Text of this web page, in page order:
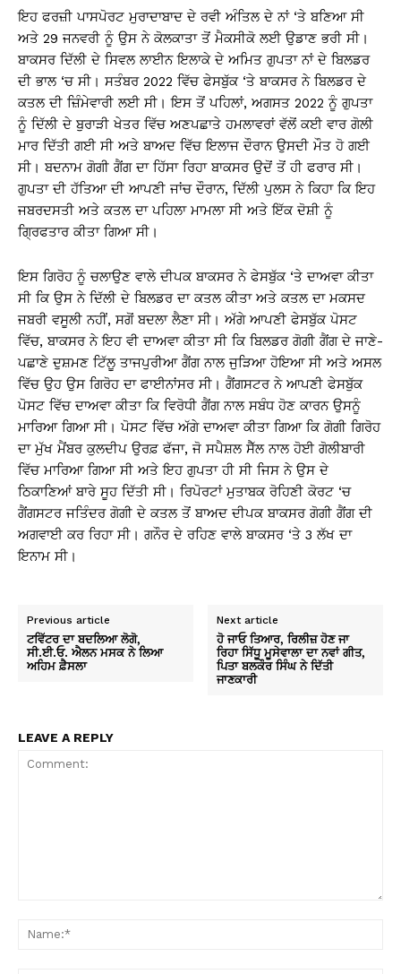
ਇਹ ਫਰਜ਼ੀ ਪਾਸਪੋਰਟ ਮੁਰਾਦਾਬਾਦ ਦੇ ਰਵੀ ਅੰਤਿਲ ਦੇ ਨਾਂ ‘ਤੇ ਬਣਿਆ ਸੀ
ਅਤੇ 29 ਜਨਵਰੀ ਨੂੰ ਉਸ ਨੇ ਕੋਲਕਾਤਾ ਤੋਂ ਮੈਕਸੀਕੋ ਲਈ ਉਡਾਣ ਭਰੀ ਸੀ।
ਬਾਕਸਰ ਦਿੱਲੀ ਦੇ ਸਿਵਲ ਲਾਈਨ ਇਲਾਕੇ ਦੇ ਅਮਿਤ ਗੁਪਤਾ ਨਾਂ ਦੇ ਬਿਲਡਰ
ਦੀ ਭਾਲ ‘ਚ ਸੀ। ਸਤੰਬਰ 2022 ਵਿੱਚ ਫੇਸਬੁੱਕ ‘ਤੇ ਬਾਕਸਰ ਨੇ ਬਿਲਡਰ ਦੇ
ਕਤਲ ਦੀ ਜ਼ਿੰਮੇਵਾਰੀ ਲਈ ਸੀ। ਇਸ ਤੋਂ ਪਹਿਲਾਂ, ਅਗਸਤ 2022 ਨੂੰ ਗੁਪਤਾ
ਨੂੰ ਦਿੱਲੀ ਦੇ ਬੁਰਾੜੀ ਖੇਤਰ ਵਿੱਚ ਅਣਪਛਾਤੇ ਹਮਲਾਵਰਾਂ ਵੱਲੋਂ ਕਈ ਵਾਰ ਗੋਲੀ
ਮਾਰ ਦਿੱਤੀ ਗਈ ਸੀ ਅਤੇ ਬਾਅਦ ਵਿੱਚ ਇਲਾਜ ਦੌਰਾਨ ਉਸਦੀ ਮੌਤ ਹੋ ਗਈ
ਸੀ। ਬਦਨਾਮ ਗੋਗੀ ਗੈਂਗ ਦਾ ਹਿੱਸਾ ਰਿਹਾ ਬਾਕਸਰ ਉਦੋਂ ਤੋਂ ਹੀ ਫਰਾਰ ਸੀ।
ਗੁਪਤਾ ਦੀ ਹੱਤਿਆ ਦੀ ਆਪਣੀ ਜਾਂਚ ਦੌਰਾਨ, ਦਿੱਲੀ ਪੁਲਸ ਨੇ ਕਿਹਾ ਕਿ ਇਹ
ਜਬਰਦਸਤੀ ਅਤੇ ਕਤਲ ਦਾ ਪਹਿਲਾ ਮਾਮਲਾ ਸੀ ਅਤੇ ਇੱਕ ਦੋਸ਼ੀ ਨੂੰ
ਗ੍ਰਿਫਤਾਰ ਕੀਤਾ ਗਿਆ ਸੀ।
ਇਸ ਗਿਰੋਹ ਨੂੰ ਚਲਾਉਣ ਵਾਲੇ ਦੀਪਕ ਬਾਕਸਰ ਨੇ ਫੇਸਬੁੱਕ ‘ਤੇ ਦਾਅਵਾ ਕੀਤਾ
ਸੀ ਕਿ ਉਸ ਨੇ ਦਿੱਲੀ ਦੇ ਬਿਲਡਰ ਦਾ ਕਤਲ ਕੀਤਾ ਅਤੇ ਕਤਲ ਦਾ ਮਕਸਦ
ਜਬਰੀ ਵਸੂਲੀ ਨਹੀਂ, ਸਗੋਂ ਬਦਲਾ ਲੈਣਾ ਸੀ। ਅੱਗੇ ਆਪਣੀ ਫੇਸਬੁੱਕ ਪੋਸਟ
ਵਿੱਚ, ਬਾਕਸਰ ਨੇ ਇਹ ਵੀ ਦਾਅਵਾ ਕੀਤਾ ਸੀ ਕਿ ਬਿਲਡਰ ਗੋਗੀ ਗੈਂਗ ਦੇ ਜਾਣੇ-
ਪਛਾਣੇ ਦੁਸ਼ਮਣ ਟਿੱਲੂ ਤਾਜਪੁਰੀਆ ਗੈਂਗ ਨਾਲ ਜੁੜਿਆ ਹੋਇਆ ਸੀ ਅਤੇ ਅਸਲ
ਵਿੱਚ ਉਹ ਉਸ ਗਿਰੋਹ ਦਾ ਫਾਈਨਾਂਸਰ ਸੀ। ਗੈਂਗਸਟਰ ਨੇ ਆਪਣੀ ਫੇਸਬੁੱਕ
ਪੋਸਟ ਵਿੱਚ ਦਾਅਵਾ ਕੀਤਾ ਕਿ ਵਿਰੋਧੀ ਗੈਂਗ ਨਾਲ ਸਬੰਧ ਹੋਣ ਕਾਰਨ ਉਸਨੂੰ
ਮਾਰਿਆ ਗਿਆ ਸੀ। ਪੋਸਟ ਵਿੱਚ ਅੱਗੇ ਦਾਅਵਾ ਕੀਤਾ ਗਿਆ ਕਿ ਗੋਗੀ ਗਿਰੋਹ
ਦਾ ਮੁੱਖ ਮੈਂਬਰ ਕੁਲਦੀਪ ਉਰਫ਼ ਫੱਜਾ, ਜੋ ਸਪੈਸ਼ਲ ਸੈੱਲ ਨਾਲ ਹੋਈ ਗੋਲੀਬਾਰੀ
ਵਿੱਚ ਮਾਰਿਆ ਗਿਆ ਸੀ ਅਤੇ ਇਹ ਗੁਪਤਾ ਹੀ ਸੀ ਜਿਸ ਨੇ ਉਸ ਦੇ
ਠਿਕਾਣਿਆਂ ਬਾਰੇ ਸੂਹ ਦਿੱਤੀ ਸੀ। ਰਿਪੋਰਟਾਂ ਮੁਤਾਬਕ ਰੋਹਿਣੀ ਕੋਰਟ ‘ਚ
ਗੈਂਗਸਟਰ ਜਤਿੰਦਰ ਗੋਗੀ ਦੇ ਕਤਲ ਤੋਂ ਬਾਅਦ ਦੀਪਕ ਬਾਕਸਰ ਗੋਗੀ ਗੈਂਗ ਦੀ
ਅਗਵਾਈ ਕਰ ਰਿਹਾ ਸੀ। ਗਨੌਰ ਦੇ ਰਹਿਣ ਵਾਲੇ ਬਾਕਸਰ ‘ਤੇ 3 ਲੱਖ ਦਾ
ਇਨਾਮ ਸੀ।
Previous article
ਟਵਿੱਟਰ ਦਾ ਬਦਲਿਆ ਲੋਗੋ,
ਸੀ.ਈ.ਓ. ਐਲਨ ਮਸਕ ਨੇ ਲਿਆ
ਅਹਿਮ ਫ਼ੈਸਲਾ
Next article
ਹੋ ਜਾਓ ਤਿਆਰ, ਰਿਲੀਜ਼ ਹੋਣ ਜਾ
ਰਿਹਾ ਸਿੱਧੂ ਮੂਸੇਵਾਲਾ ਦਾ ਨਵਾਂ ਗੀਤ,
ਪਿਤਾ ਬਲਕੌਰ ਸਿੰਘ ਨੇ ਦਿੱਤੀ
ਜਾਣਕਾਰੀ
LEAVE A REPLY